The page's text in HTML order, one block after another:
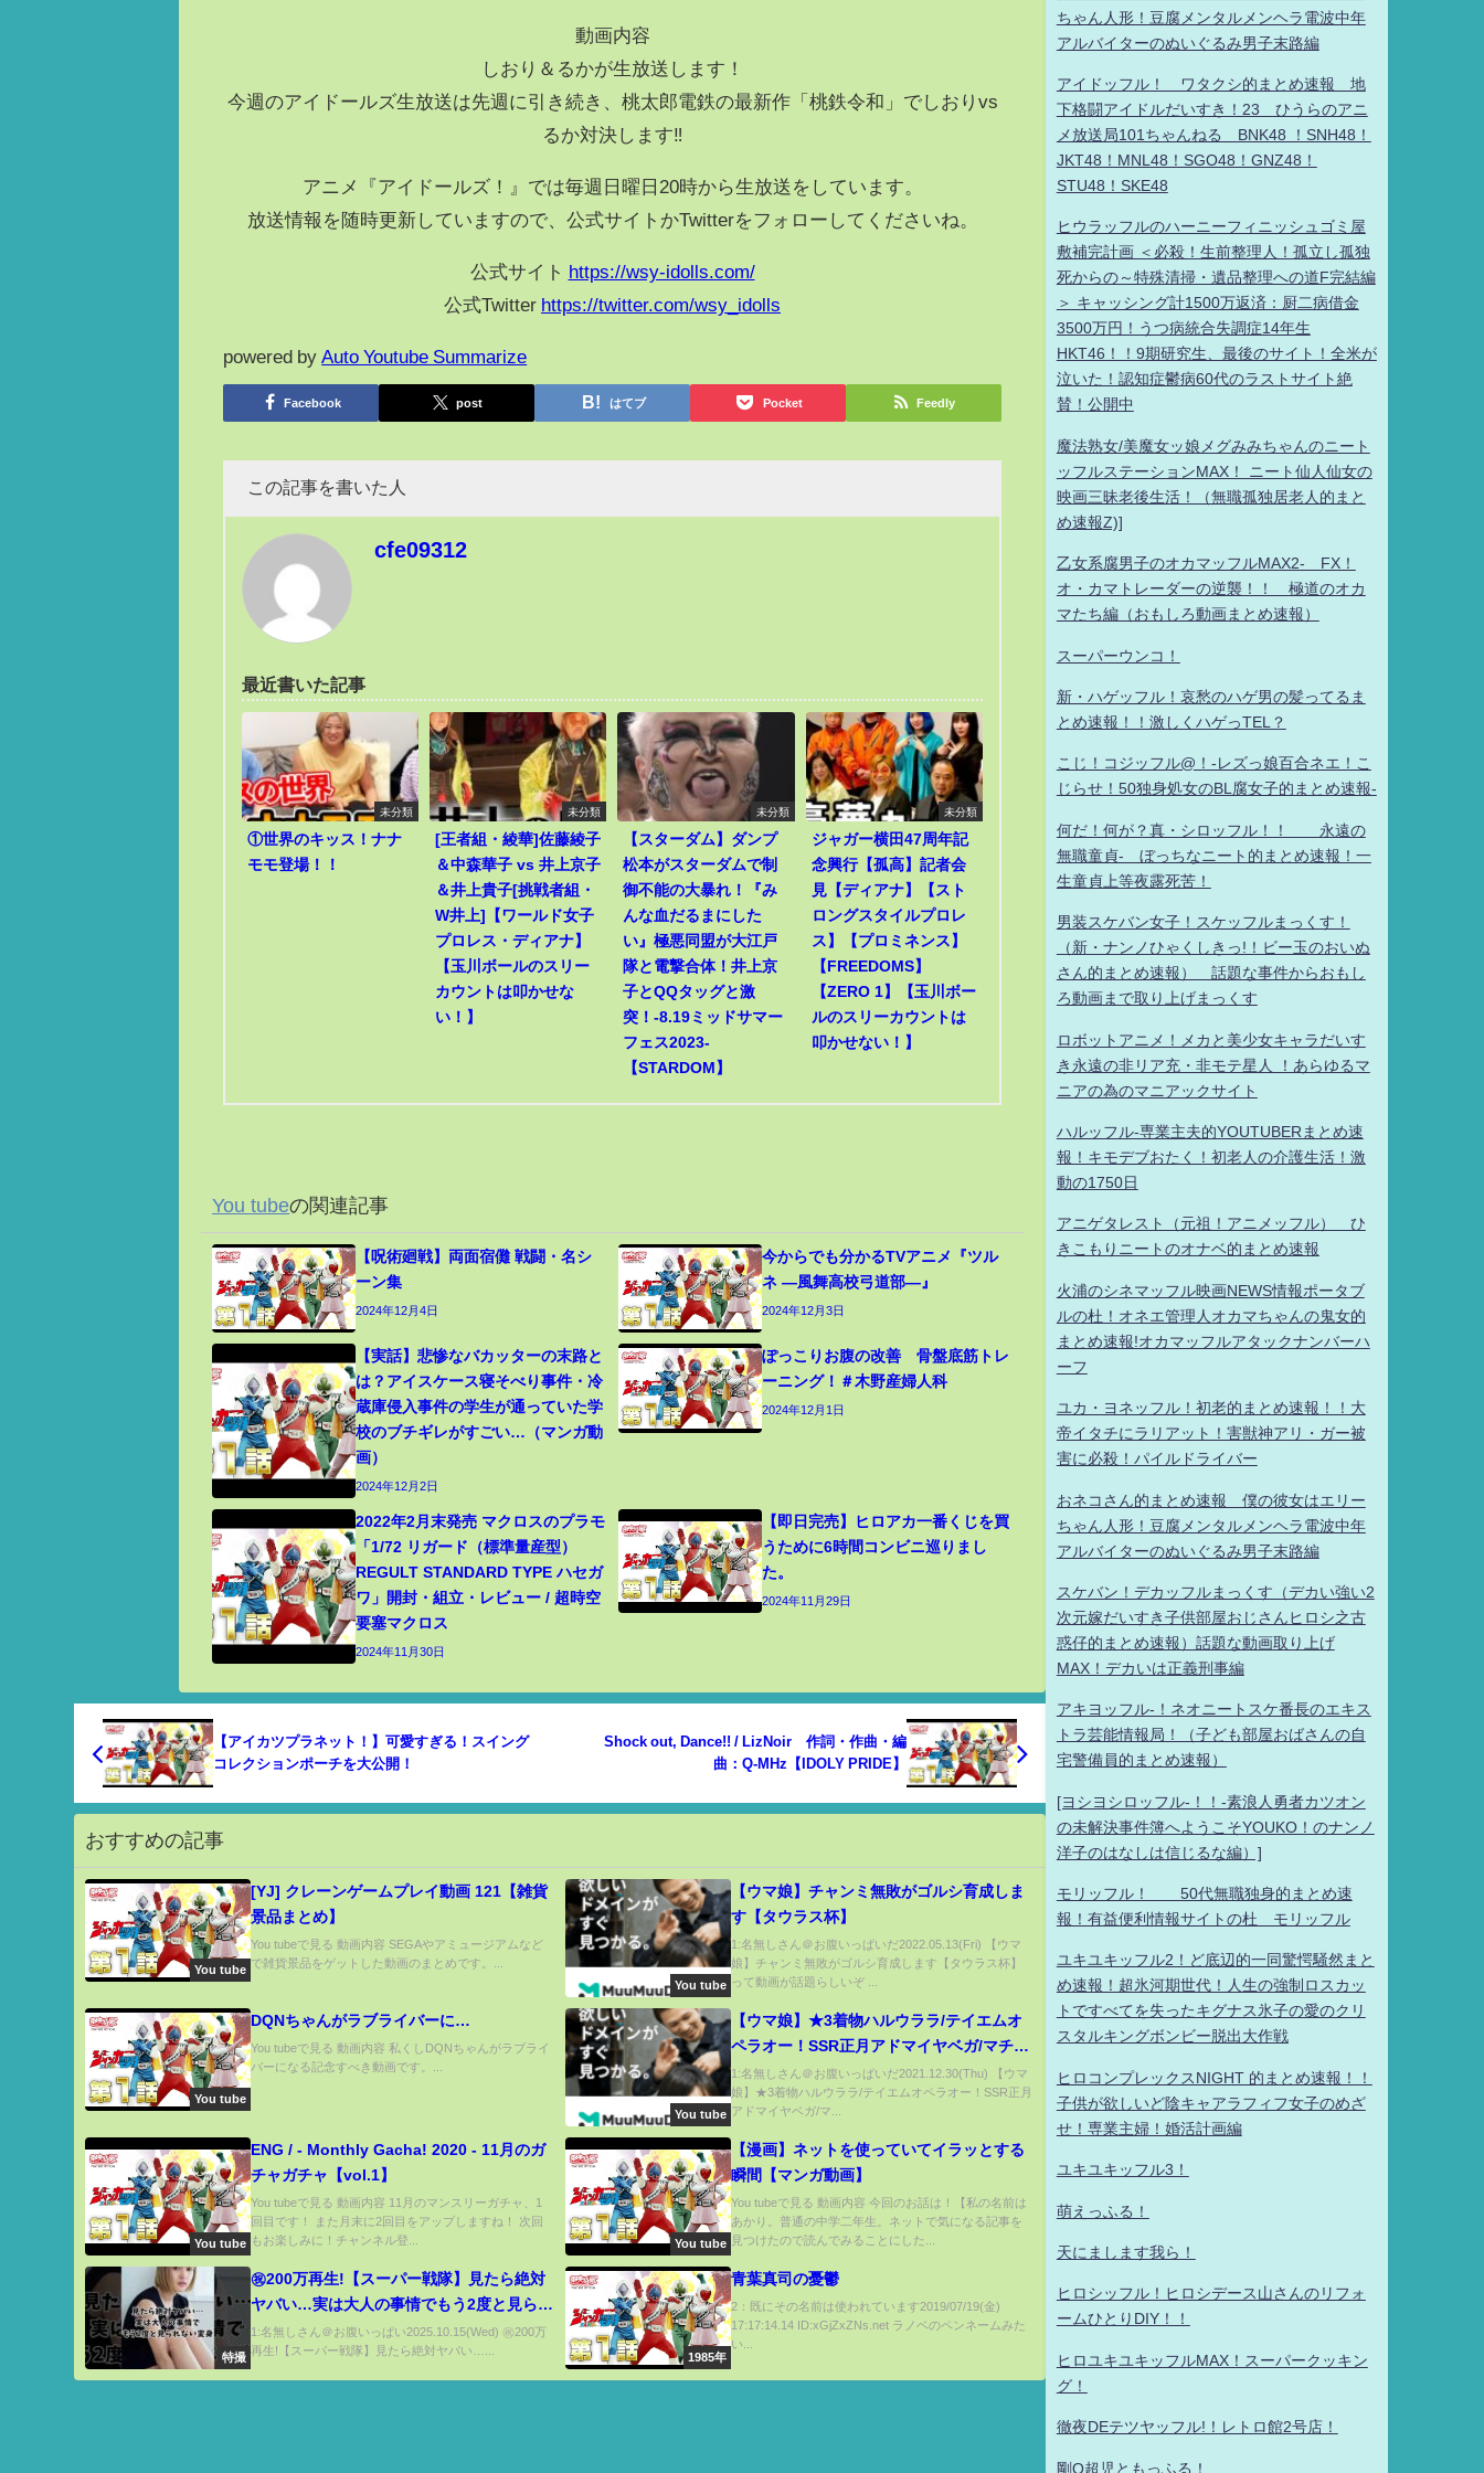
動画内容
しおり＆るかが生放送します！
今週のアイドールズ生放送は先週に引き続き、桃太郎電鉄の最新作「桃鉄令和」でしおりvs
るか対決します‼
アニメ『アイドールズ！』では毎週日曜日20時から生放送をしています。
放送情報を随時更新していますので、公式サイトかTwitterをフォローしてくださいね。
公式サイト https://wsy-idolls.com/
公式Twitter https://twitter.com/wsy_idolls
powered by Auto Youtube Summarize
Facebook post はてブ Pocket Feedly
この記事を書いた人
cfe09312
最近書いた記事
未分類
①世界のキッス！ナナ
モモ登場！！
未分類
[王者組・綾華]佐藤綾子
＆中森華子 vs 井上京子
＆井上貴子[挑戦者組・
W井上]【ワールド女子
プロレス・ディアナ】
【玉川ボールのスリー
カウントは叩かせな
い！】
未分類
【スターダム】ダンプ
松本がスターダムで制
御不能の大暴れ！『み
んな血だるまにした
い』極悪同盟が大江戸
隊と電撃合体！井上京
子とQQタッグと激
突！-8.19ミッドサマー
フェス2023-
【STARDOM】
未分類
ジャガー横田47周年記
念興行【孤高】記者会
見【ディアナ】【スト
ロングスタイルプロレ
ス】【プロミネンス】
【FREEDOMS】
【ZERO 1】【玉川ボー
ルのスリーカウントは
叩かせない！】
You tubeの関連記事
【呪術廻戦】両面宿儺 戦闘・名シ
ーン集
2024年12月4日
今からでも分かるTVアニメ『ツル
ネ ―風舞高校弓道部―』
2024年12月3日
【実話】悲惨なバカッターの末路と
は？アイスケース寝そべり事件・冷
蔵庫侵入事件の学生が通っていた学
校のブチギレがすごい…（マンガ動
画）
2024年12月2日
ぽっこりお腹の改善 骨盤底筋トレ
ーニング！＃木野産婦人科
2024年12月1日
2022年2月末発売 マクロスのプラモ
「1/72 リガード（標準量産型）
REGULT STANDARD TYPE ハセガ
ワ」開封・組立・レビュー / 超時空
要塞マクロス
2024年11月30日
【即日完売】ヒロアカ一番くじを買
うために6時間コンビニ巡りまし
た。
2024年11月29日
【アイカツプラネット！】可愛すぎる！スイング
コレクションポーチを大公開！
Shock out, Dance!! / LizNoir 作詞・作曲・編
曲：Q-MHz【IDOLY PRIDE】
おすすめの記事
You tube
[YJ] クレーンゲームプレイ動画 121【雑貨
景品まとめ】
You tubeで見る 動画内容 SEGAやアミュージアムなど
で雑貨景品をゲットした動画のまとめです。...
You tube
【ウマ娘】チャンミ無敗がゴルシ育成しま
す【タウラス杯】
1:名無しさん＠お腹いっぱいだ2022.05.13(Fri) 【ウマ
娘】チャンミ無敗がゴルシ育成します【タウラス杯】
って動画が話題らしいぞ ...
You tube
DQNちゃんがラブライバーに…
You tubeで見る 動画内容 私くしDQNちゃんがラブライ
バーになる記念すべき動画です。...
You tube
【ウマ娘】★3着物ハルウララ/テイエムオ
ペラオー！SSR正月アドマイヤベガ/マチカ
ネフクキタル！配布メイショウドトウ！他
にもポイントが！【ウマ娘プリティーダー
ビー育成攻略まとめ 振袖/晴れ着ウララ】
1:名無しさん＠お腹いっぱいだ2021.12.30(Thu) 【ウマ
娘】★3着物ハルウララ/テイエムオペラオー！SSR正月
アドマイヤベガ/マ...
You tube
ENG / - Monthly Gacha! 2020 - 11月のガ
チャガチャ【vol.1】
You tubeで見る 動画内容 11月のマンスリーガチャ、1
回目です！ また月末に2回目をアップしますね！ 次回
もお楽しみに！チャンネル登...
You tube
【漫画】ネットを使っていてイラッとする
瞬間【マンガ動画】
You tubeで見る 動画内容 今回のお話は！【私の名前は
あかり。普通の中学二年生。ネットで気になる記事を
見つけたので読んでみることにした...
特撮
㊗️200万再生!【スーパー戦隊】見たら絶対
ヤバい…実は大人の事情でもう2度と見られ
ない変身【キラメイグリーン】#キラメイジ
ャー#戦隊#特撮
1:名無しさん＠お腹いっぱい2025.10.15(Wed) ㊗️200万
再生!【スーパー戦隊】見たら絶対ヤバい…...
1985年
青葉真司の憂鬱
2：既にその名前は使われています2019/07/19(金)
17:17:14.14 ID:xGjZxZNs.net ラノベのペンネームみた
い...
ちゃん人形！豆腐メンタルメンヘラ電波中年
アルバイターのぬいぐるみ男子末路編
アイドッフル！ ワタクシ的まとめ速報 地
下格闘アイドルだいすき！23 ひうらのアニ
メ放送局101ちゃんねる BNK48 ！SNH48！
JKT48！MNL48！SGO48！GNZ48！
STU48！SKE48
ヒウラッフルのハーニーフィニッシュゴミ屋
敷補完計画 ＜必殺！生前整理人！孤立し孤独
死からの～特殊清掃・遺品整理への道F完結編
＞ キャッシング計1500万返済：厨二病借金
3500万円！うつ病統合失調症14年生
HKT46！！9期研究生、最後のサイト！全米が
泣いた！認知症鬱病60代のラストサイト絶
賛！公開中
魔法熟女/美魔女ッ娘メグみみちゃんのニート
ッフルステーションMAX！ ニート仙人仙女の
映画三昧老後生活！（無職孤独居老人的まと
め速報Z)]
乙女系腐男子のオカマッフルMAX2- FX！
オ・カマトレーダーの逆襲！！ 極道のオカ
マたち編（おもしろ動画まとめ速報）
スーパーウンコ！
新・ハゲッフル！哀愁のハゲ男の髪ってるま
とめ速報！！激しくハゲっTEL？
こじ！コジッフル@！-レズっ娘百合ネエ！こ
じらせ！50独身処女のBL腐女子的まとめ速報-
何だ！何が？真・シロッフル！！ 永遠の
無職童貞- ぼっちなニート的まとめ速報！一
生童貞上等夜露死苦！
男装スケバン女子！スケッフルまっくす！
（新・ナンノひゃくしきっ!！ビー玉のおいぬ
さん的まとめ速報） 話題な事件からおもし
ろ動画まで取り上げまっくす
ロボットアニメ！メカと美少女キャラだいす
き永遠の非リア充・非モテ星人 ！あらゆるマ
ニアの為のマニアックサイト
ハルッフル-専業主夫的YOUTUBERまとめ速
報！キモデブおたく！初老人の介護生活！激
動の1750日
アニゲタレスト（元祖！アニメッフル） ひ
きこもりニートのオナベ的まとめ速報
火浦のシネマッフル映画NEWS情報ポータブ
ルの杜！オネエ管理人オカマちゃんの鬼女的
まとめ速報!オカマッフルアタックナンバーハ
ーフ
ユカ・ヨネッフル！初老的まとめ速報！！大
帝イタチにラリアット！害獣神アリ・ガー被
害に必殺！パイルドライバー
おネコさん的まとめ速報 僕の彼女はエリー
ちゃん人形！豆腐メンタルメンヘラ電波中年
アルバイターのぬいぐるみ男子末路編
スケバン！デカッフルまっくす（デカい強い2
次元嫁だいすき子供部屋おじさんヒロシ之古
惑仔的まとめ速報）話題な動画取り上げ
MAX！デカいは正義刑事編
アキヨッフル-！ネオニートスケ番長のエキス
トラ芸能情報局！（子ども部屋おばさんの自
宅警備員的まとめ速報）
[ヨシヨシロッフル-！！-素浪人勇者カツオン
の未解決事件簿へようこそYOUKO！のナンノ
洋子のはなしは信じるな編）]
モリッフル！ 50代無職独身的まとめ速
報！有益便利情報サイトの杜 モリッフル
ユキユキッフル2！ど底辺的一同驚愕騒然まと
め速報！超氷河期世代！人生の強制ロスカッ
トですべてを失ったキグナス氷子の愛のクリ
スタルキングボンビー脱出大作戦
ヒロコンプレックスNIGHT 的まとめ速報！！
子供が欲しいど陰キャアラフィフ女子のめざ
せ！専業主婦！婚活計画編
ユキユキッフル3！
萌えっふる！
天にまします我ら！
ヒロシッフル！ヒロシデース山さんのリフォ
ームひとりDIY！！
ヒロユキユキッフルMAX！スーパークッキン
グ！
徹夜DEテツヤッフル!！レトロ館2号店！
剛Q超児ともっふる！